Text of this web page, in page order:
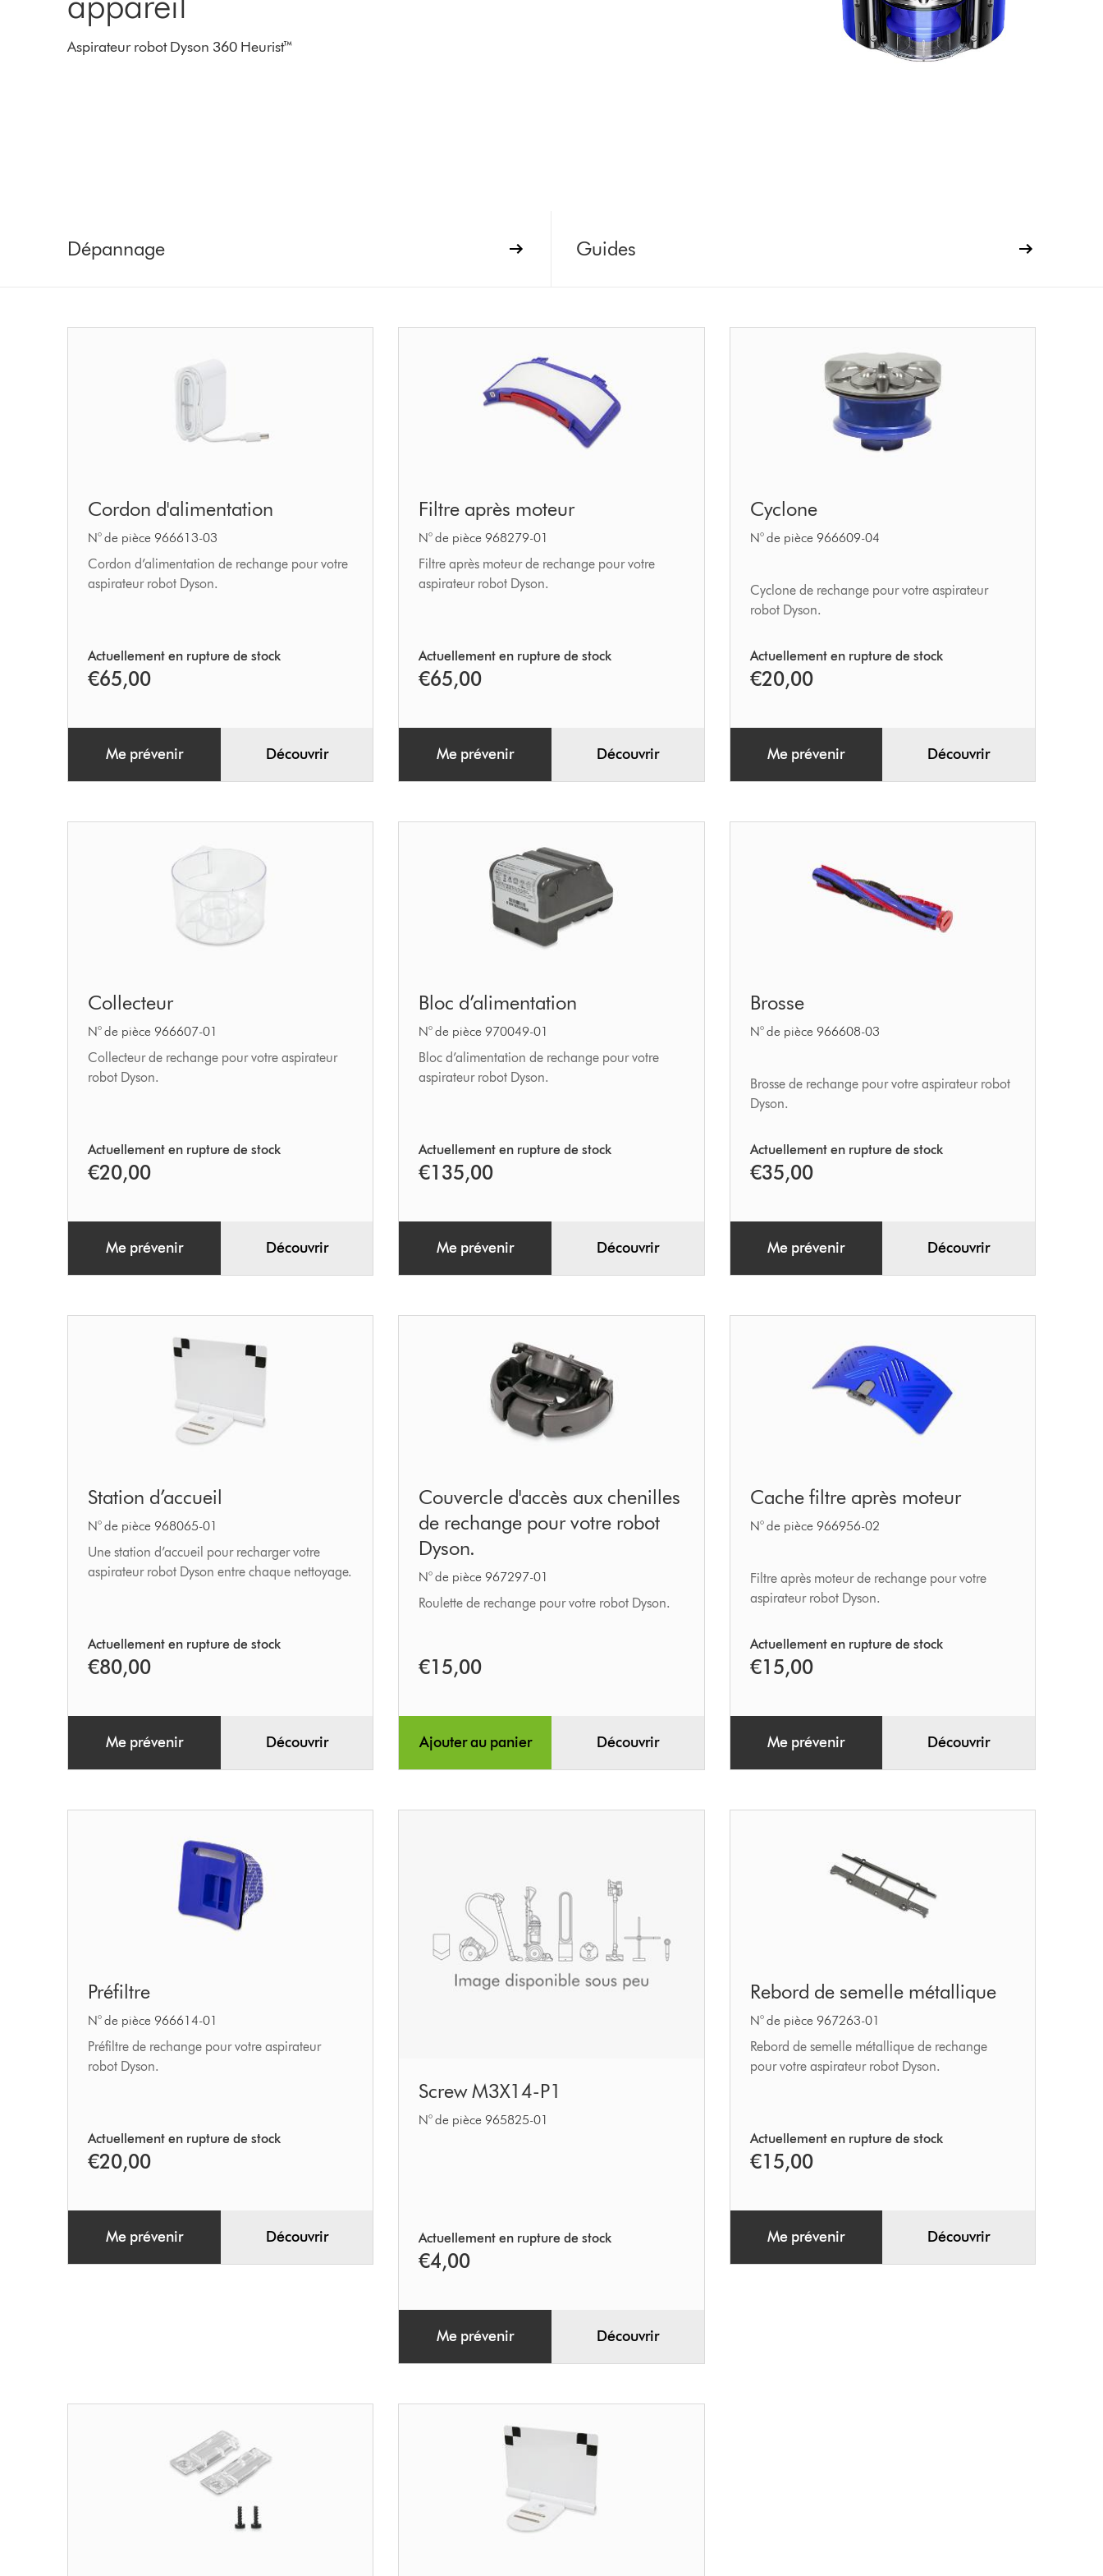
Aspirateur robot Dyson 360 Heurist™
Dépannage Guides
d'alimentation
Cordon d'alimentation
N° de pièce 966613-03
Cordon d’alimentation de rechange pour votre
aspirateur robot Dyson.
Actuellement en rupture de stock
€65,00
Me prévenir Découvrir
après
moteur
Filtre après moteur
N° de pièce 968279-01
Filtre après moteur de rechange pour votre
aspirateur robot Dyson.
Actuellement en rupture de stock
€65,00
Me prévenir Découvrir
Cyclone
N° de pièce 966609-04
Cyclone de rechange pour votre aspirateur
robot Dyson.
Actuellement en rupture de stock
€20,00
Me prévenir Découvrir
Collecteur
N° de pièce 966607-01
Collecteur de rechange pour votre aspirateur
robot Dyson.
Actuellement en rupture de stock
€20,00
Me prévenir Découvrir
d’alimentation
Bloc d’alimentation
N° de pièce 970049-01
Bloc d’alimentation de rechange pour votre
aspirateur robot Dyson.
Actuellement en rupture de stock
€135,00
Me prévenir Découvrir
Brosse
N° de pièce 966608-03
Brosse de rechange pour votre aspirateur robot
Dyson.
Actuellement en rupture de stock
€35,00
Me prévenir Découvrir
d’accueil
Station d’accueil
N° de pièce 968065-01
Une station d’accueil pour recharger votre
aspirateur robot Dyson entre chaque nettoyage.
Actuellement en rupture de stock
€80,00
Me prévenir Découvrir
d'accès
aux
chenilles
de
rechange
votre
robot
Couvercle d'accès aux chenilles
de rechange pour votre robot
Dyson.
N° de pièce 967297-01
Roulette de rechange pour votre robot Dyson.
€15,00
Ajouter au panier Découvrir
filtre
après
Cache filtre après moteur
N° de pièce 966956-02
Filtre après moteur de rechange pour votre
aspirateur robot Dyson.
Actuellement en rupture de stock
€15,00
Me prévenir Découvrir
Préfiltre
N° de pièce 966614-01
Préfiltre de rechange pour votre aspirateur
robot Dyson.
Actuellement en rupture de stock
€20,00
Me prévenir Découvrir
M3X14-
P1
Screw M3X14-P1
N° de pièce 965825-01
Actuellement en rupture de stock
€4,00
Me prévenir Découvrir
de
semelle
métallique
Rebord de semelle métallique
N° de pièce 967263-01
Rebord de semelle métallique de rechange
pour votre aspirateur robot Dyson.
Actuellement en rupture de stock
€15,00
Me prévenir Découvrir